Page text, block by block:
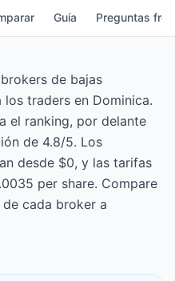
Guía Preguntas
de bajas
traders en Dominica.
el ranking, por delante
de 4.8/5. Los
desde $0, y las tarifas
per share. Compare
cada broker a